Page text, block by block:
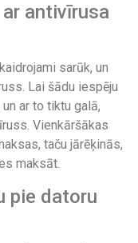
antivīrusa
sarūk, un
Lai šādu iespēju
ar to tiktu galā,
Vienkāršākas
taču jārēķinās,
maksāt.
pie datoru